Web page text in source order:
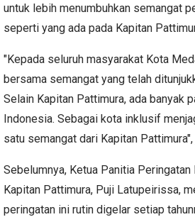
untuk lebih menumbuhkan semangat
seperti yang ada pada Kapitan
"Kepada seluruh masyarakat Kota
bersama semangat yang telah
Selain Kapitan Pattimura, ada banyak
Indonesia. Sebagai kota inklusif
satu semangat dari Kapitan
Sebelumnya, Ketua Panitia
Kapitan Pattimura, Puji Latupeirissa,
peringatan ini rutin digelar setiap